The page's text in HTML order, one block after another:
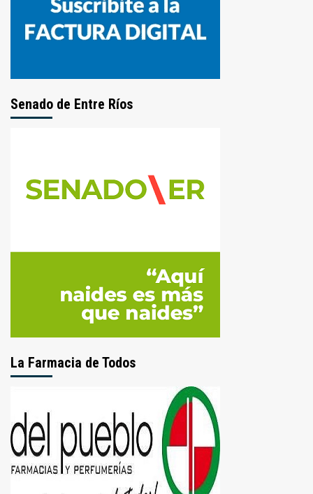
Senado de Entre Ríos
La Farmacia de Todos